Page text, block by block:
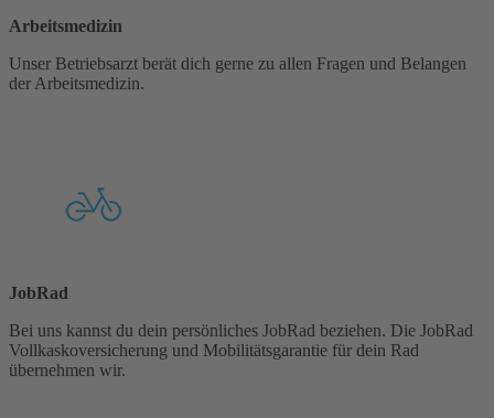
Arbeitsmedizin
Unser Betriebsarzt berät dich gerne zu allen Fragen und Belangen
der Arbeitsmedizin.
JobRad
Bei uns kannst du dein persönliches JobRad beziehen. Die JobRad
Vollkaskoversicherung und Mobilitätsgarantie für dein Rad
übernehmen wir.